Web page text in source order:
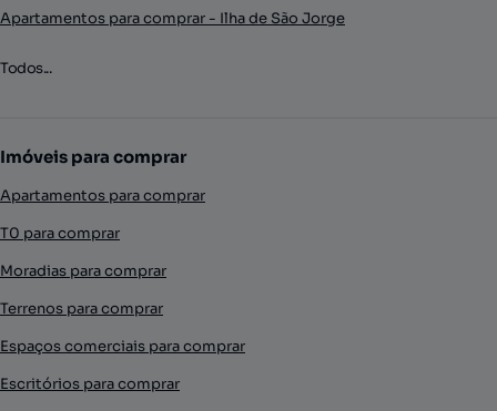
Apartamentos para comprar - Ilha de São Jorge
Todos...
Imóveis para comprar
Apartamentos para comprar
T0 para comprar
Moradias para comprar
Terrenos para comprar
Espaços comerciais para comprar
Escritórios para comprar